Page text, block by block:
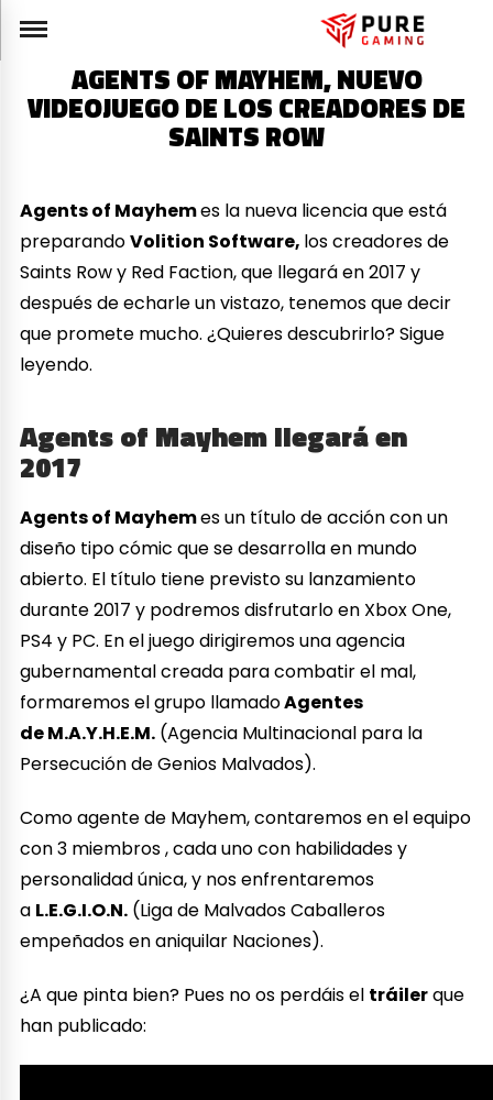
AGENTS OF MAYHEM, NUEVO
VIDEOJUEGO DE LOS CREADORES DE
SAINTS ROW
Agents of Mayhemes la nueva licencia que está
preparandoVolition Software, los creadores de
Saints Row y Red Faction, que llegará en 2017 y
después de echarle un vistazo, tenemos que decir
que promete mucho. ¿Quieres descubrirlo? Sigue
leyendo.
Agents of Mayhem llegará en
2017
Agents of Mayhemes un título de acción con un
diseño tipo cómic que se desarrolla en mundo
abierto. El título tiene previsto su lanzamiento
durante 2017 y podremos disfrutarlo en Xbox One,
PS4 y PC. En el juego dirigiremos una agencia
gubernamental creada para combatir el mal,
formaremos el grupo llamadoAgentes
de M.A.Y.H.E.M. (Agencia Multinacional para la
Persecución de Genios Malvados).
Como agente de Mayhem, contaremos en el equipo
con 3 miembros , cada uno con habilidades y
personalidad única, y nos enfrentaremos
a L.E.G.I.O.N. (Liga de Malvados Caballeros
empeñados en aniquilar Naciones).
¿A que pinta bien? Pues no os perdáis el tráilerque
han publicado: